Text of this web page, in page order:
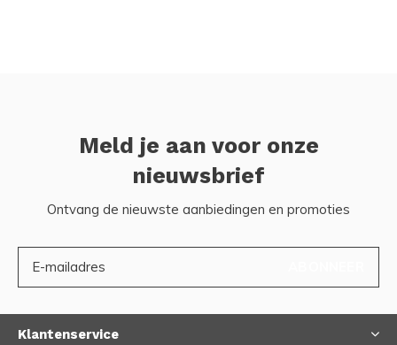
Meld je aan voor onze
nieuwsbrief
Ontvang de nieuwste aanbiedingen en promoties
Klantenservice